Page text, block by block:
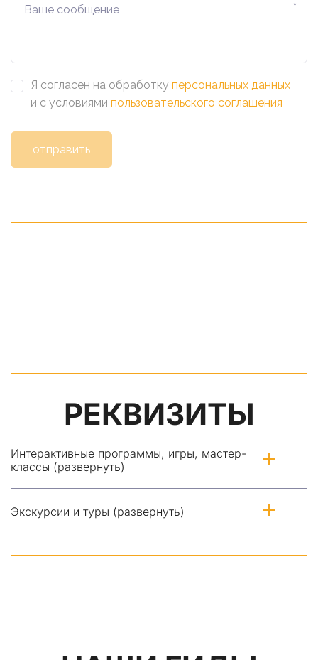
*
Я согласен на обработку персональных данных
и с условиями пользовательского соглашения
отправить
РЕКВИЗИТЫ
Интерактивные программы, игры, мастер-
классы (развернуть)
Экскурсии и туры (развернуть)